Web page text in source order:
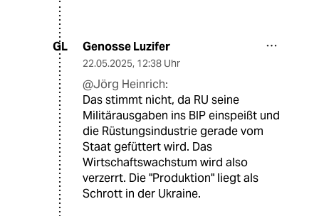
GL Genosse Luzifer
22.05.2025, 12:38 Uhr
@Jörg Heinrich:
Das stimmt nicht, da RU seine
Militärausgaben ins BIP einspeißt und
die Rüstungsindustrie gerade vom
Staat gefüttert wird. Das
Wirtschaftswachstum wird also
verzerrt. Die "Produktion" liegt als
Schrott in der Ukraine.